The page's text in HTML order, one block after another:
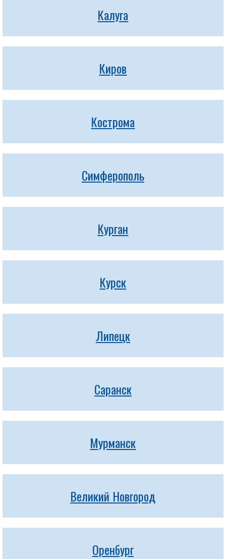
Калуга
Киров
Кострома
Симферополь
Курган
Курск
Липецк
Саранск
Мурманск
Великий Новгород
Оренбург